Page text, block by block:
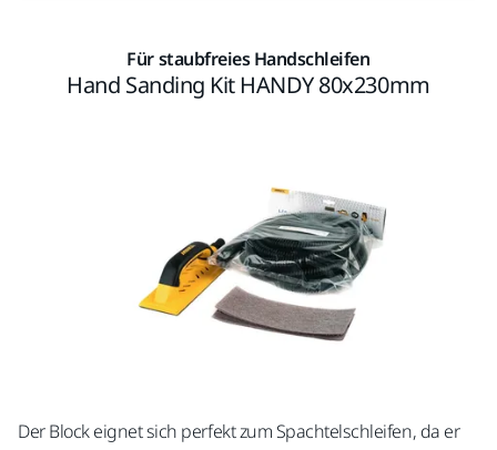
Für staubfreies Handschleifen
Hand Sanding Kit HANDY 80x230mm
Der Block eignet sich perfekt zum Spachtelschleifen, da er